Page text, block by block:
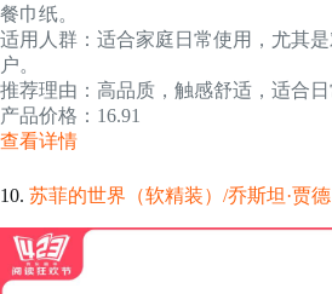
餐巾纸。
适用人群：适合家庭日常使用，尤其
户。
推荐理由：高品质，触感舒适，适合日
产品价格：16.91
查看详情
10. 苏菲的世界（软精装）/乔斯坦·贾